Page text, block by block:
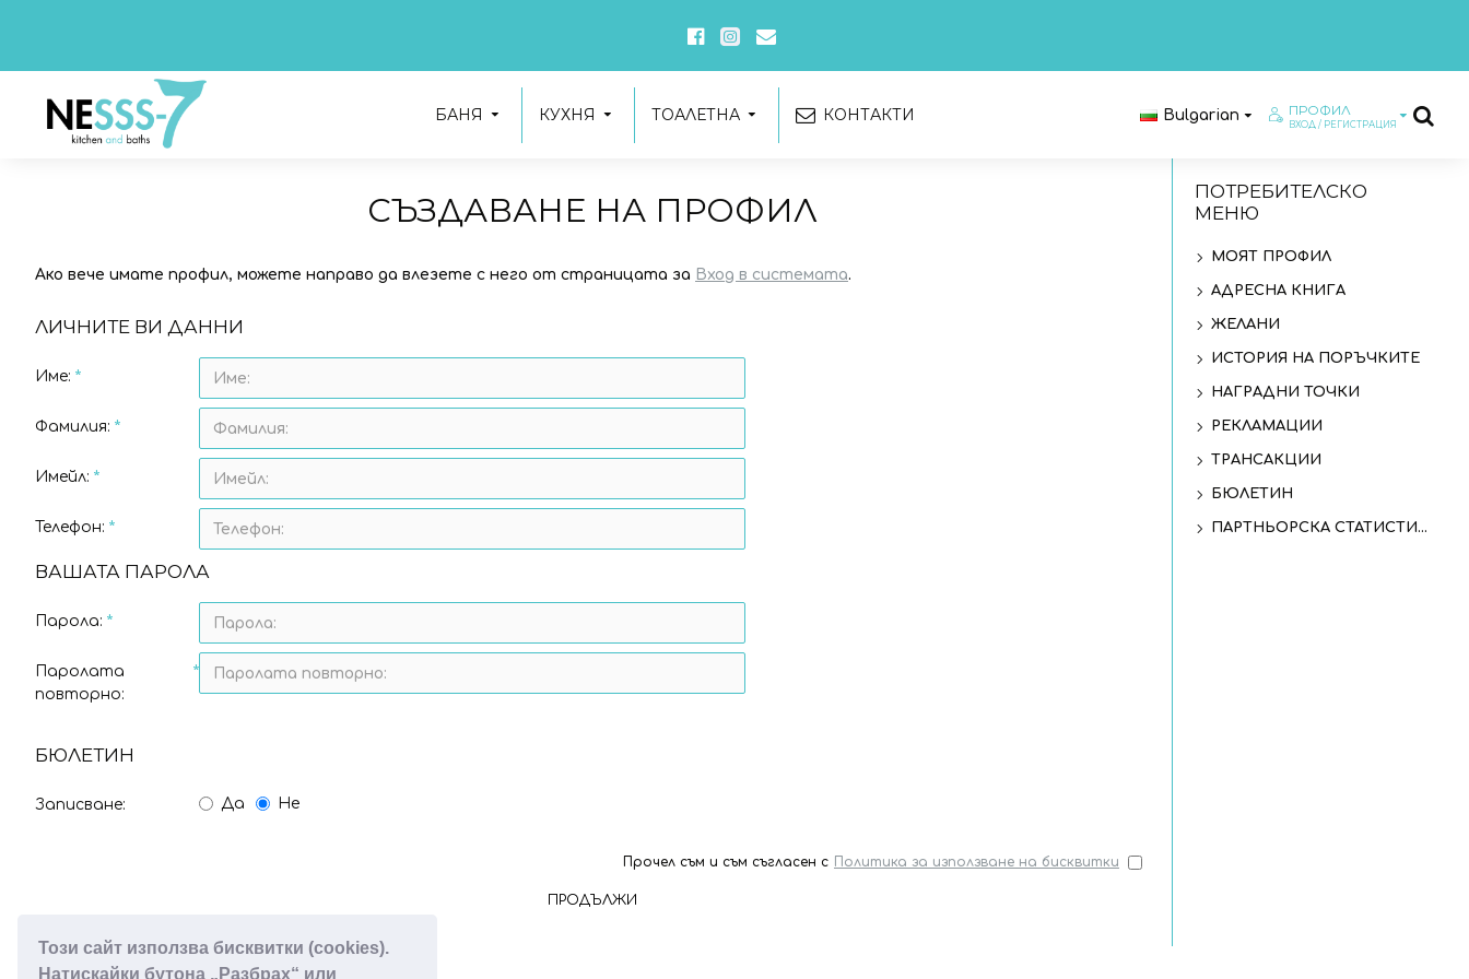
Този сайт използва бисквитки (cookies).
Натискайки бутона „Разбрах“ или
БАНЯ КУХНЯ ТОАЛЕТНА КОНТАКТИ Bulgarian ПРОФИЛ
ВХОД / РЕГИСТРАЦИЯ
СЪЗДАВАНЕ НА ПРОФИЛ
Ако вече имате профил, можете направо да влезете с него от страницата за Вход в системата.
ЛИЧНИТЕ ВИ ДАННИ
Име:
Фамилия:
Имейл:
Телефон:
ВАШАТА ПАРОЛА
Парола:
Паролата
повторно:
БЮЛЕТИН
Записване: Да Не
Прочел съм и съм съгласен с Пoлитика зa изпoлзвaнe нa бисквитки
ПРОДЪЛЖИ
ПОТРЕБИТЕЛСКО
МЕНЮ
МОЯТ ПРОФИЛ
АДРЕСНА КНИГА
ЖЕЛАНИ
ИСТОРИЯ НА ПОРЪЧКИТЕ
НАГРАДНИ ТОЧКИ
РЕКЛАМАЦИИ
ТРАНСАКЦИИ
БЮЛЕТИН
ПАРТНЬОРСКА СТАТИСТИКА